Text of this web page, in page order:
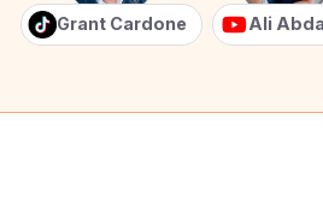
Grant Cardone Ali